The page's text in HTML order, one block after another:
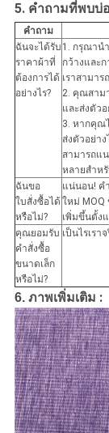
5. คำถามที่พบบ่
คำถาม
ฉันจะได้รับ
ราคาผ้าที่
ต้องการได้
อย่างไร?
1. กรุณาน
กว้างและ
เราสามา
2. คุณสาม
และส่งตัวอ
3. หากคุณ
ส่งตัวอย่า
สามารถแ
หลายสำห
ฉันขอ
ใบสั่งซื้อได้
หรือไม่?
แน่นอน! ค
ใหม่ MOQ
เพิ่มขึ้นตั้ง
คุณยอมรับ
คำสั่งซื้อ
ขนาดเล็ก
หรือไม่?
เป็นไรเรา
6. ภาพเพิ่มเติม :